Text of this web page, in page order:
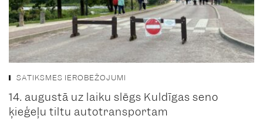
SATIKSMES IEROBEŽOJUMI
14. augustā uz laiku slēgs Kuldīgas seno
ķieģeļu tiltu autotransportam